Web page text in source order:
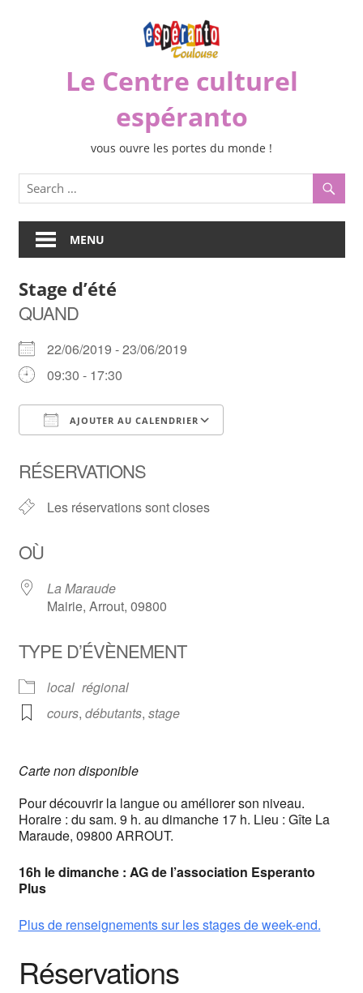
Le Centre culturel
espéranto
vous ouvre les portes du monde !
MENU
Stage d’été
QUAND
22/06/2019 - 23/06/2019
09:30 - 17:30
AJOUTER AU CALENDRIER
RÉSERVATIONS
Les réservations sont closes
OÙ
La Maraude
Mairie, Arrout, 09800
TYPE D’ÉVÈNEMENT
local régional
cours, débutants, stage
Carte non disponible
Pour découvrir la langue ou améliorer son niveau.
Horaire : du sam. 9 h. au dimanche 17 h. Lieu : Gîte La
Maraude, 09800 ARROUT.
16h le dimanche : AG de l’association Esperanto
Plus
Plus de renseignements sur les stages de week-end.
Réservations